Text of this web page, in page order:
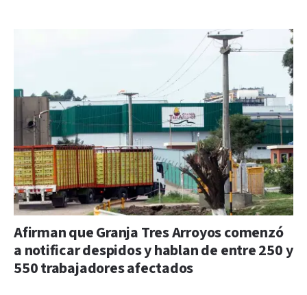
Afirman que Granja Tres Arroyos comenzó
a notificar despidos y hablan de entre 250 y
550 trabajadores afectados